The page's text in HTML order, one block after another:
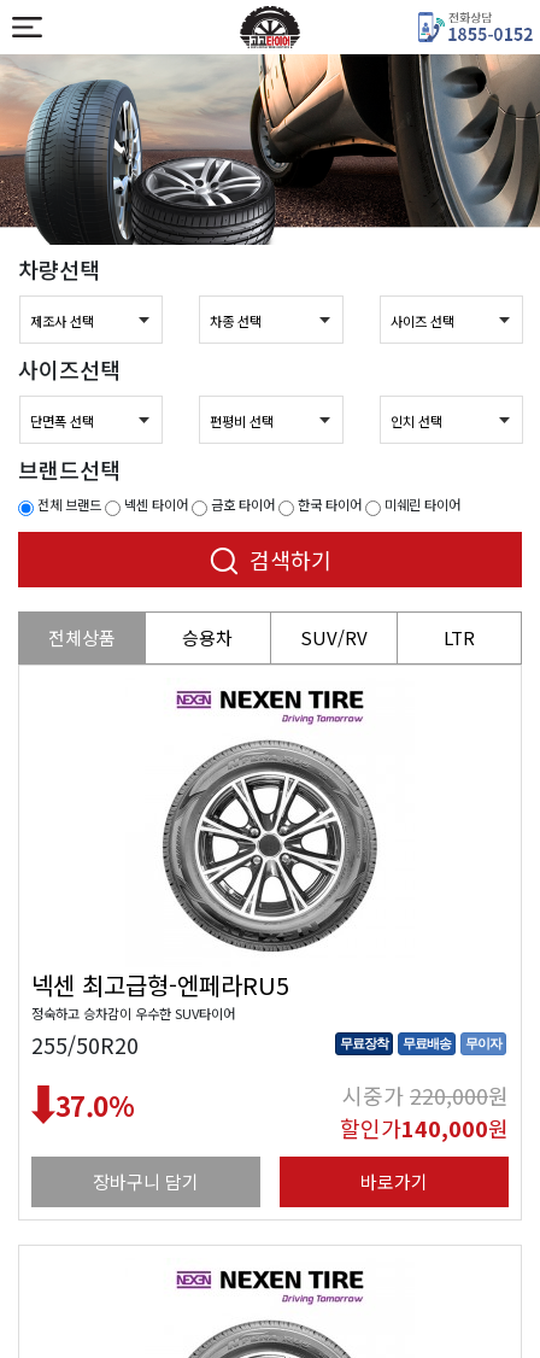
차량선택
사이즈선택
브랜드선택
전체 브랜드 넥센 타이어 금호 타이어 한국 타이어 미쉐린 타이어
검색하기
전체상품 승용차 SUV/RV LTR
넥센 최고급형-엔페라RU5
정숙하고 승차감이 우수한 SUV타이어
255/50R20 무료장착 무료배송 무이자
37.0% 시중가220,000원
할인가140,000원
장바구니 담기 바로가기